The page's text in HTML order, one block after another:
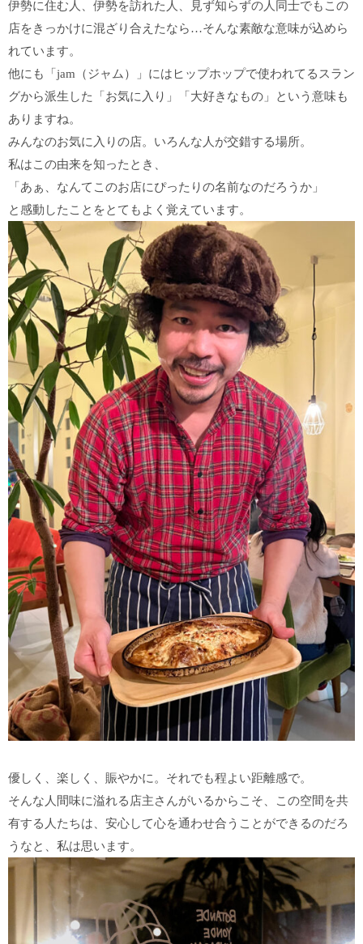
伊勢に住む人、伊勢を訪れた人、見ず知らずの人同士でもこの
店をきっかけに混ざり合えたなら…そんな素敵な意味が込めら
れています。
他にも「jam（ジャム）」にはヒップホップで使われてるスラン
グから派生した「お気に入り」「大好きなもの」という意味も
ありますね。
みんなのお気に入りの店。いろんな人が交錯する場所。
私はこの由来を知ったとき、
「あぁ、なんてこのお店にぴったりの名前なのだろうか」
と感動したことをとてもよく覚えています。
優しく、楽しく、賑やかに。それでも程よい距離感で。
そんな人間味に溢れる店主さんがいるからこそ、この空間を共
有する人たちは、安心して心を通わせ合うことができるのだろ
うなと、私は思います。